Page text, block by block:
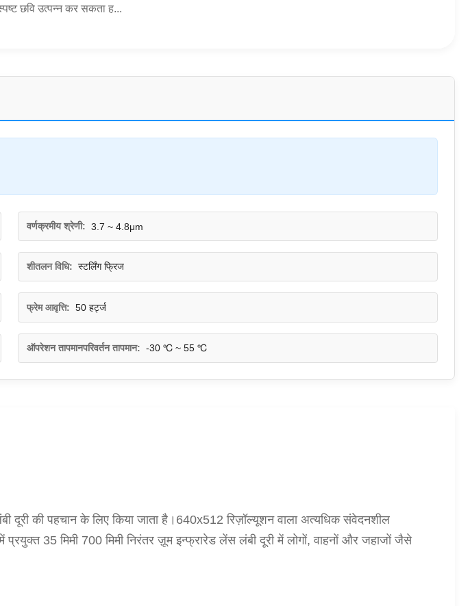
छवि उत्पन्न कर सकता ह...
वर्णक्रमीय श्रेणी: 3.7 ~ 4.8μm
शीतलन विधि: स्टर्लिंग फ्रिज
फ्रेम आवृत्ति: 50 हर्ट्ज
ऑपरेशन तापमानपरिवर्तन तापमान: -30 ℃ ~ 55 ℃
की पहचान के लिए किया जाता है।640x512 रिज़ॉल्यूशन वाला अत्यधिक संवेदनशील
35 मिमी 700 मिमी निरंतर ज़ूम इन्फ्रारेड लेंस लंबी दूरी में लोगों, वाहनों और जहाजों जैसे